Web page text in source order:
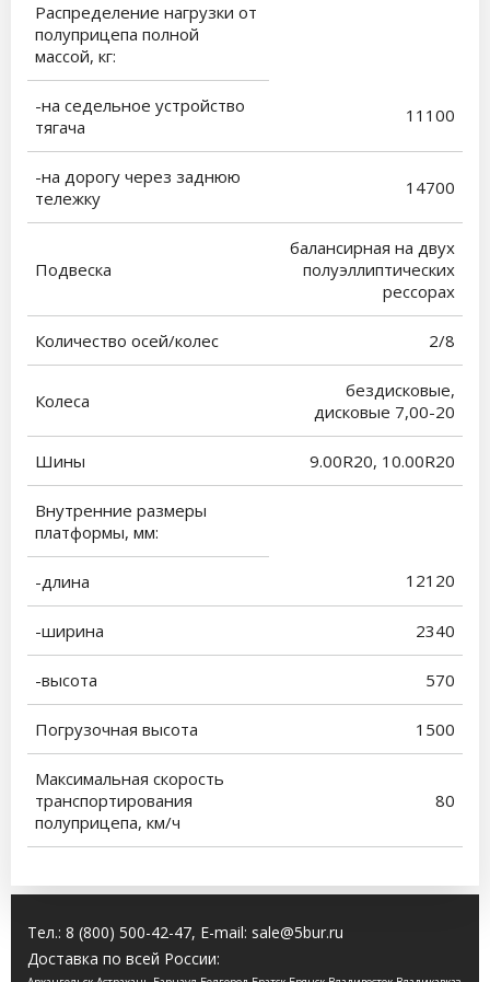
Распределение нагрузки от
полуприцепа полной
массой, кг:
-на седельное устройство
тягача
11100
-на дорогу через заднюю
тележку
14700
Подвеска
балансирная на двух
полуэллиптических
рессорах
Количество осей/колес 2/8
Колеса
бездисковые,
дисковые 7,00-20
Шины 9.00R20, 10.00R20
Внутренние размеры
платформы, мм:
-длина 12120
-ширина 2340
-высота 570
Погрузочная высота 1500
Максимальная скорость
транспортирования
полуприцепа, км/ч
80
Тел.: 8 (800) 500-42-47, E-mail: sale@5bur.ru
Доставка по всей России: